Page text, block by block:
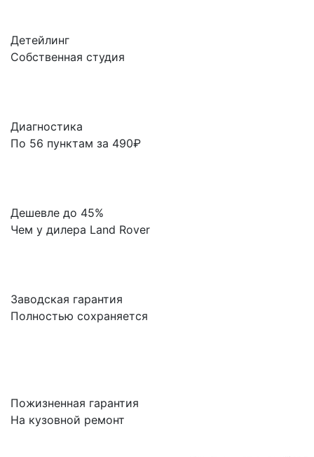
Детейлинг
Собственная студия
Диагностика
По 56 пунктам за 490₽
Дешевле до 45%
Чем у дилера Land Rover
Заводская гарантия
Полностью сохраняется
Пожизненная гарантия
На кузовной ремонт